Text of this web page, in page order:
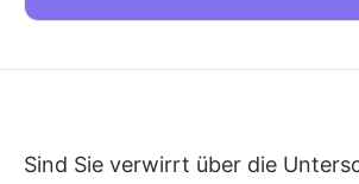
Sind Sie verwirrt über die